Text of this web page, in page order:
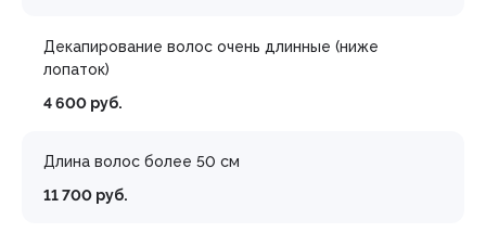
Декапирование волос очень длинные (ниже
лопаток)
4 600 руб.
Длина волос более 50 см
11 700 руб.